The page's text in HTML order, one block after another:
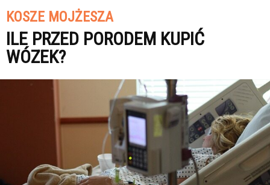
KOSZE MOJŻESZA
ILE PRZED PORODEM KUPIĆ
WÓZEK?